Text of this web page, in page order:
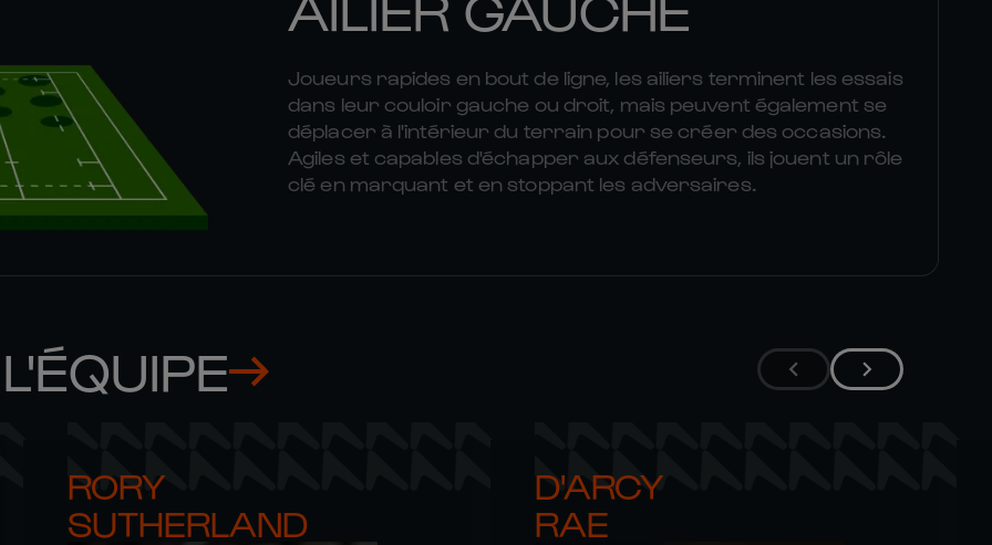
Joueurs rapides en bout de ligne, les ailiers terminent les essais
dans leur couloir gauche ou droit, mais peuvent également se
déplacer à l'intérieur du terrain pour se créer des occasions.
Agiles et capables d'échapper aux défenseurs, ils jouent un rôle
clé en marquant et en stoppant les adversaires.
RORY
SUTHERLAND
D'ARCY
RAE